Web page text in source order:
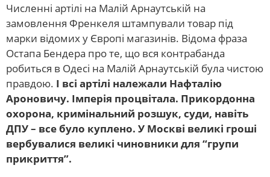
Численні артілі на Малій Арнаутській на
замовлення Френкеля штампували товар під
марки відомих у Європі магазинів. Відома фраза
Остапа Бендера про те, що вся контрабанда
робиться в Одесі на Малій Арнаутській була чистою
правдою. І всі артілі належали Нафталію
Ароновичу. Імперія процвітала. Прикордонна
охорона, кримінальний розшук, суди, навіть
ДПУ – все було куплено. У Москві великі гроші
вербувалися великі чиновники для “групи
прикриття”.